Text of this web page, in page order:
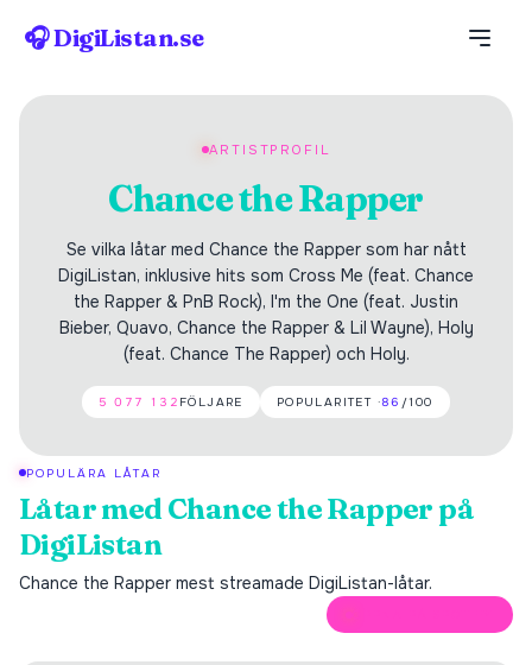
🎧 DigiListan.se
ARTISTPROFIL
Chance the Rapper
Se vilka låtar med Chance the Rapper som har nått
DigiListan, inklusive hits som Cross Me (feat. Chance
the Rapper & PnB Rock), I'm the One (feat. Justin
Bieber, Quavo, Chance the Rapper & Lil Wayne), Holy
(feat. Chance The Rapper) och Holy.
5 077 132 FÖLJARE POPULARITET ·86 /100
POPULÄRA LÅTAR
Låtar medChance the Rapper på
DigiListan
Chance the Rapper mest streamade DigiListan-låtar.